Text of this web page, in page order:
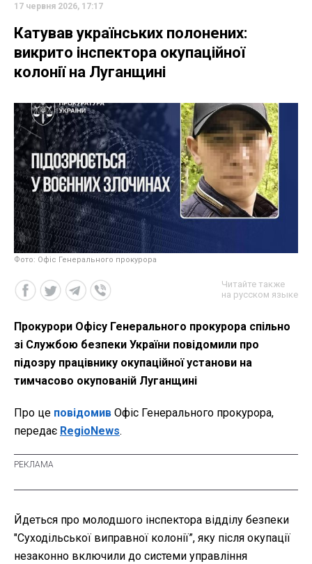
17 червня 2026, 17:17
Катував українських полонених:
викрито інспектора окупаційної
колонії на Луганщині
Фото: Офіс Генерального прокурора
Читайте также
на русском языке
Прокурори Офісу Генерального прокурора спільно
зі Службою безпеки України повідомили про
підозру працівнику окупаційної установи на
тимчасово окупованій Луганщині
Про це повідомив Офіс Генерального прокурора,
передає RegioNews.
Йдеться про молодшого інспектора відділу безпеки
"Суходільської виправної колонії”, яку після окупації
незаконно включили до системи управління